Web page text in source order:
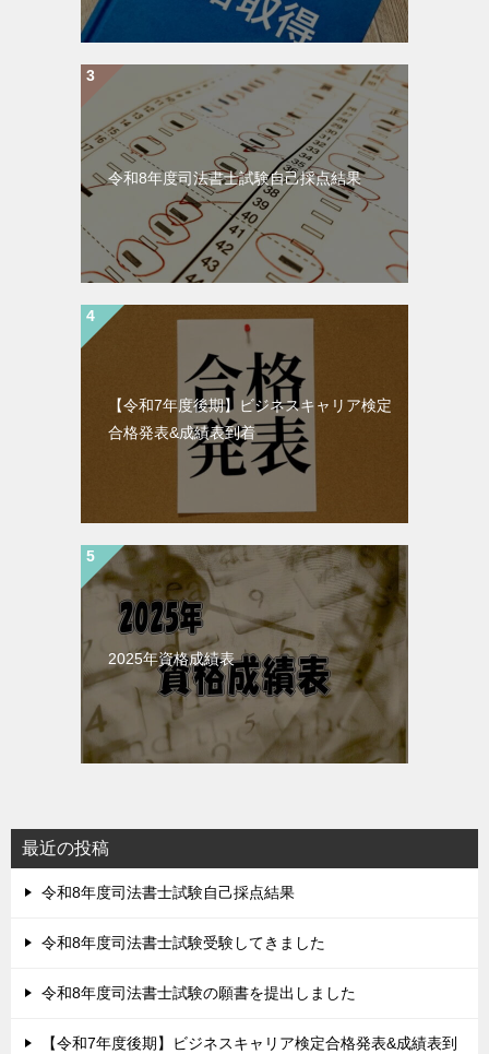
令和8年度司法書士試験自己採点結果
【令和7年度後期】ビジネスキャリア検定
合格発表&成績表到着
2025年資格成績表
最近の投稿
令和8年度司法書士試験自己採点結果
令和8年度司法書士試験受験してきました
令和8年度司法書士試験の願書を提出しました
【令和7年度後期】ビジネスキャリア検定合格発表&成績表到